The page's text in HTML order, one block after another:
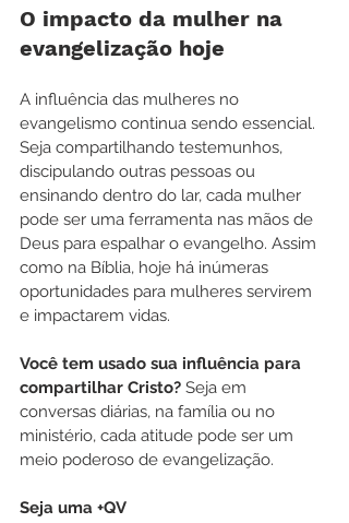
O impacto da mulher na
evangelização hoje
A influência das mulheres no
evangelismo continua sendo essencial.
Seja compartilhando testemunhos,
discipulando outras pessoas ou
ensinando dentro do lar, cada mulher
pode ser uma ferramenta nas mãos de
Deus para espalhar o evangelho. Assim
como na Bíblia, hoje há inúmeras
oportunidades para mulheres servirem
e impactarem vidas.
Você tem usado sua influência para
compartilhar Cristo? Seja em
conversas diárias, na família ou no
ministério, cada atitude pode ser um
meio poderoso de evangelização.
Seja uma +QV